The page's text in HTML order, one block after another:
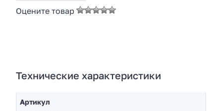
Оцените товар
Технические характеристики
Артикул